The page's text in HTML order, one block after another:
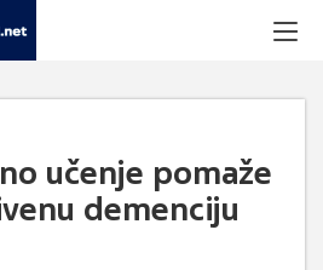
učenje pomaže
demenciju